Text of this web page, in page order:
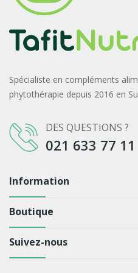
Spécialiste en compléments
phytothérapie depuis 2016 en
DES QUESTIONS ?
021 633 77 11
Information
Boutique
Suivez-nous